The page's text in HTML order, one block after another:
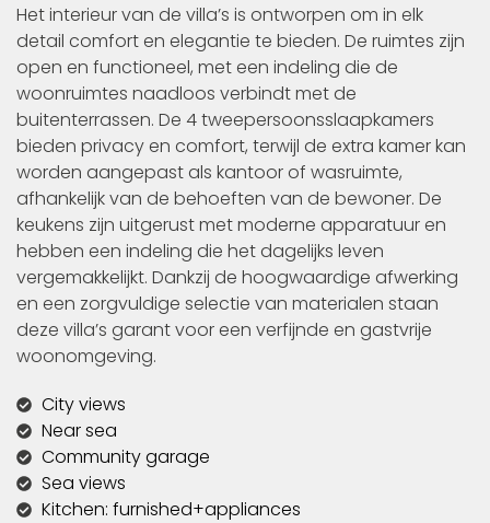
Het interieur van de villa’s is ontworpen om in elk
detail comfort en elegantie te bieden. De ruimtes zijn
open en functioneel, met een indeling die de
woonruimtes naadloos verbindt met de
buitenterrassen. De 4 tweepersoonsslaapkamers
bieden privacy en comfort, terwijl de extra kamer kan
worden aangepast als kantoor of wasruimte,
afhankelijk van de behoeften van de bewoner. De
keukens zijn uitgerust met moderne apparatuur en
hebben een indeling die het dagelijks leven
vergemakkelijkt. Dankzij de hoogwaardige afwerking
en een zorgvuldige selectie van materialen staan
deze villa’s garant voor een verfijnde en gastvrije
woonomgeving.
City views
Near sea
Community garage
Sea views
Kitchen: furnished+appliances